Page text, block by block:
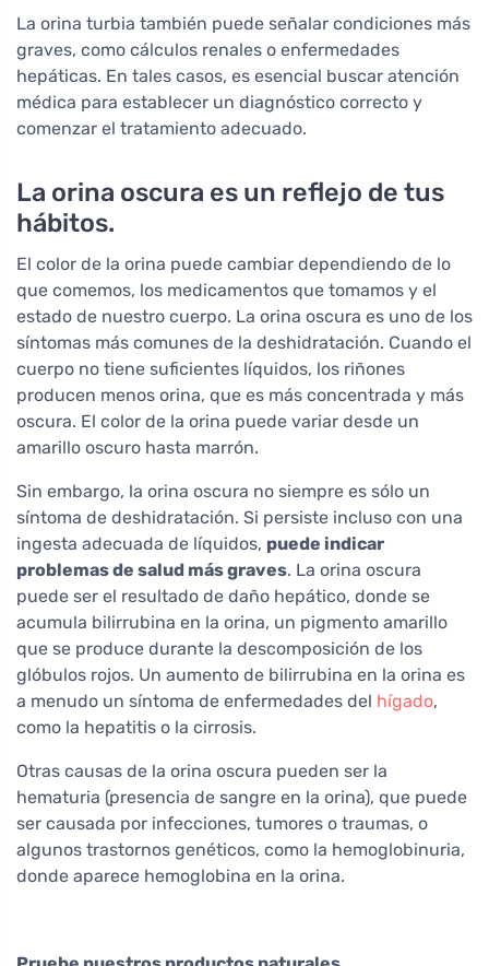
La orina turbia también puede señalar condiciones más
graves, como cálculos renales o enfermedades
hepáticas. En tales casos, es esencial buscar atención
médica para establecer un diagnóstico correcto y
comenzar el tratamiento adecuado.
La orina oscura es un reflejo de tus
hábitos.
El color de la orina puede cambiar dependiendo de lo
que comemos, los medicamentos que tomamos y el
estado de nuestro cuerpo. La orina oscura es uno de los
síntomas más comunes de la deshidratación. Cuando el
cuerpo no tiene suficientes líquidos, los riñones
producen menos orina, que es más concentrada y más
oscura. El color de la orina puede variar desde un
amarillo oscuro hasta marrón.
Sin embargo, la orina oscura no siempre es sólo un
síntoma de deshidratación. Si persiste incluso con una
ingesta adecuada de líquidos, puede indicar
problemas de salud más graves. La orina oscura
puede ser el resultado de daño hepático, donde se
acumula bilirrubina en la orina, un pigmento amarillo
que se produce durante la descomposición de los
glóbulos rojos. Un aumento de bilirrubina en la orina es
a menudo un síntoma de enfermedades del hígado,
como la hepatitis o la cirrosis.
Otras causas de la orina oscura pueden ser la
hematuria (presencia de sangre en la orina), que puede
ser causada por infecciones, tumores o traumas, o
algunos trastornos genéticos, como la hemoglobinuria,
donde aparece hemoglobina en la orina.